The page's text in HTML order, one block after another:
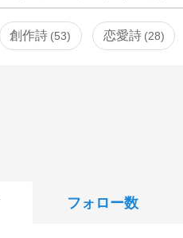
創作詩 53 恋愛詩 28
フォロー数